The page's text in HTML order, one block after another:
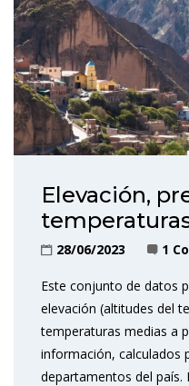
Elevación,
28/06/2023 1
Este conjunto de datos
elevación (altitudes del
temperaturas medias a
información, calculados
departamentos del país.